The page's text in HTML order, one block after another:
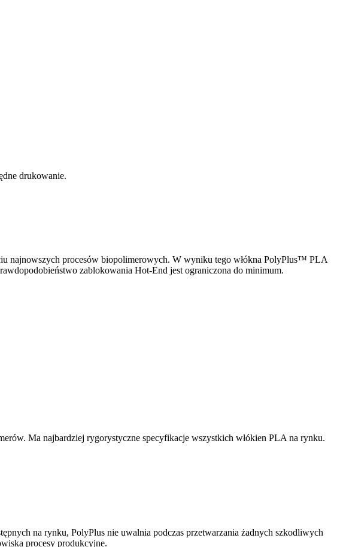
drukowanie.
najnowszych procesów biopolimerowych. W wyniku tego włókna PolyPlus™ PLA
zablokowania Hot-End jest ograniczona do minimum.
Ma najbardziej rygorystyczne specyfikacje wszystkich włókien PLA na rynku.
na rynku, PolyPlus nie uwalnia podczas przetwarzania żadnych szkodliwych
procesy produkcyjne.